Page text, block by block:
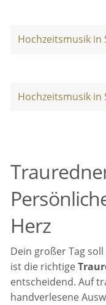
Hochzeitsmusik in
Hochzeitsmusik in
Herz
Dein großer Tag
ist die richtige
entscheidend. Auf
handverlesene